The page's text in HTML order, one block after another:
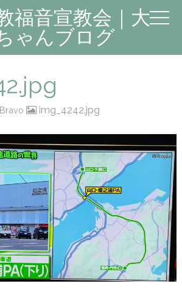
福音宣教会｜大
ゃんブログ
Bravo img_4242.jpg